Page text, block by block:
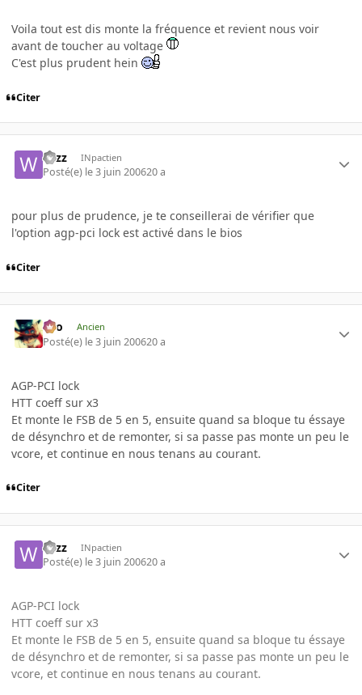
Voila tout est dis monte la fréquence et revient nous voir
avant de toucher au voltage
C'est plus prudent hein
Citer
wizz INpactien
Posté(e) le 3 juin 200620 a
pour plus de prudence, je te conseillerai de vérifier que
l'option agp-pci lock est activé dans le bios
Citer
eYo Ancien
Posté(e) le 3 juin 200620 a
AGP-PCI lock
HTT coeff sur x3
Et monte le FSB de 5 en 5, ensuite quand sa bloque tu éssaye
de désynchro et de remonter, si sa passe pas monte un peu le
vcore, et continue en nous tenans au courant.
Citer
wizz INpactien
Posté(e) le 3 juin 200620 a
AGP-PCI lock
HTT coeff sur x3
Et monte le FSB de 5 en 5, ensuite quand sa bloque tu éssaye
de désynchro et de remonter, si sa passe pas monte un peu le
vcore, et continue en nous tenans au courant.